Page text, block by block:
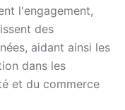
l'engagement,
des
aidant ainsi les
dans les
et du commerce